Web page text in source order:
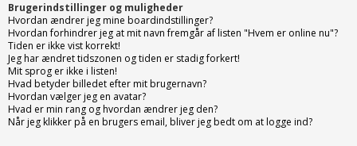
Brugerindstillinger og muligheder
Hvordan ændrer jeg mine boardindstillinger?
Hvordan forhindrer jeg at mit navn fremgår af listen "Hvem er online nu"?
Tiden er ikke vist korrekt!
Jeg har ændret tidszonen og tiden er stadig forkert!
Mit sprog er ikke i listen!
Hvad betyder billedet efter mit brugernavn?
Hvordan vælger jeg en avatar?
Hvad er min rang og hvordan ændrer jeg den?
Når jeg klikker på en brugers email, bliver jeg bedt om at logge ind?